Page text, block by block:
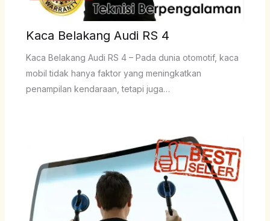
Kaca Belakang Audi RS 4
Kaca Belakang Audi RS 4 – Pada dunia otomotif, kaca
mobil tidak hanya faktor yang meningkatkan
penampilan kendaraan, tetapi juga…